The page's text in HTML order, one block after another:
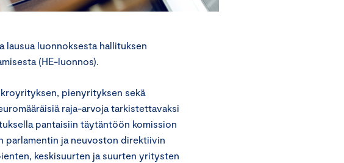
lausua luonnoksesta hallituksen
(HE-luonnos).
pienyrityksen sekä
raja-arvoja tarkistettavaksi
pantaisiin täytäntöön komission
parlamentin ja neuvoston direktiivin
keskisuurten ja suurten yritysten